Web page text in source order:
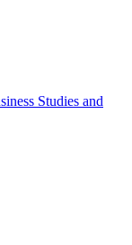
Studies and